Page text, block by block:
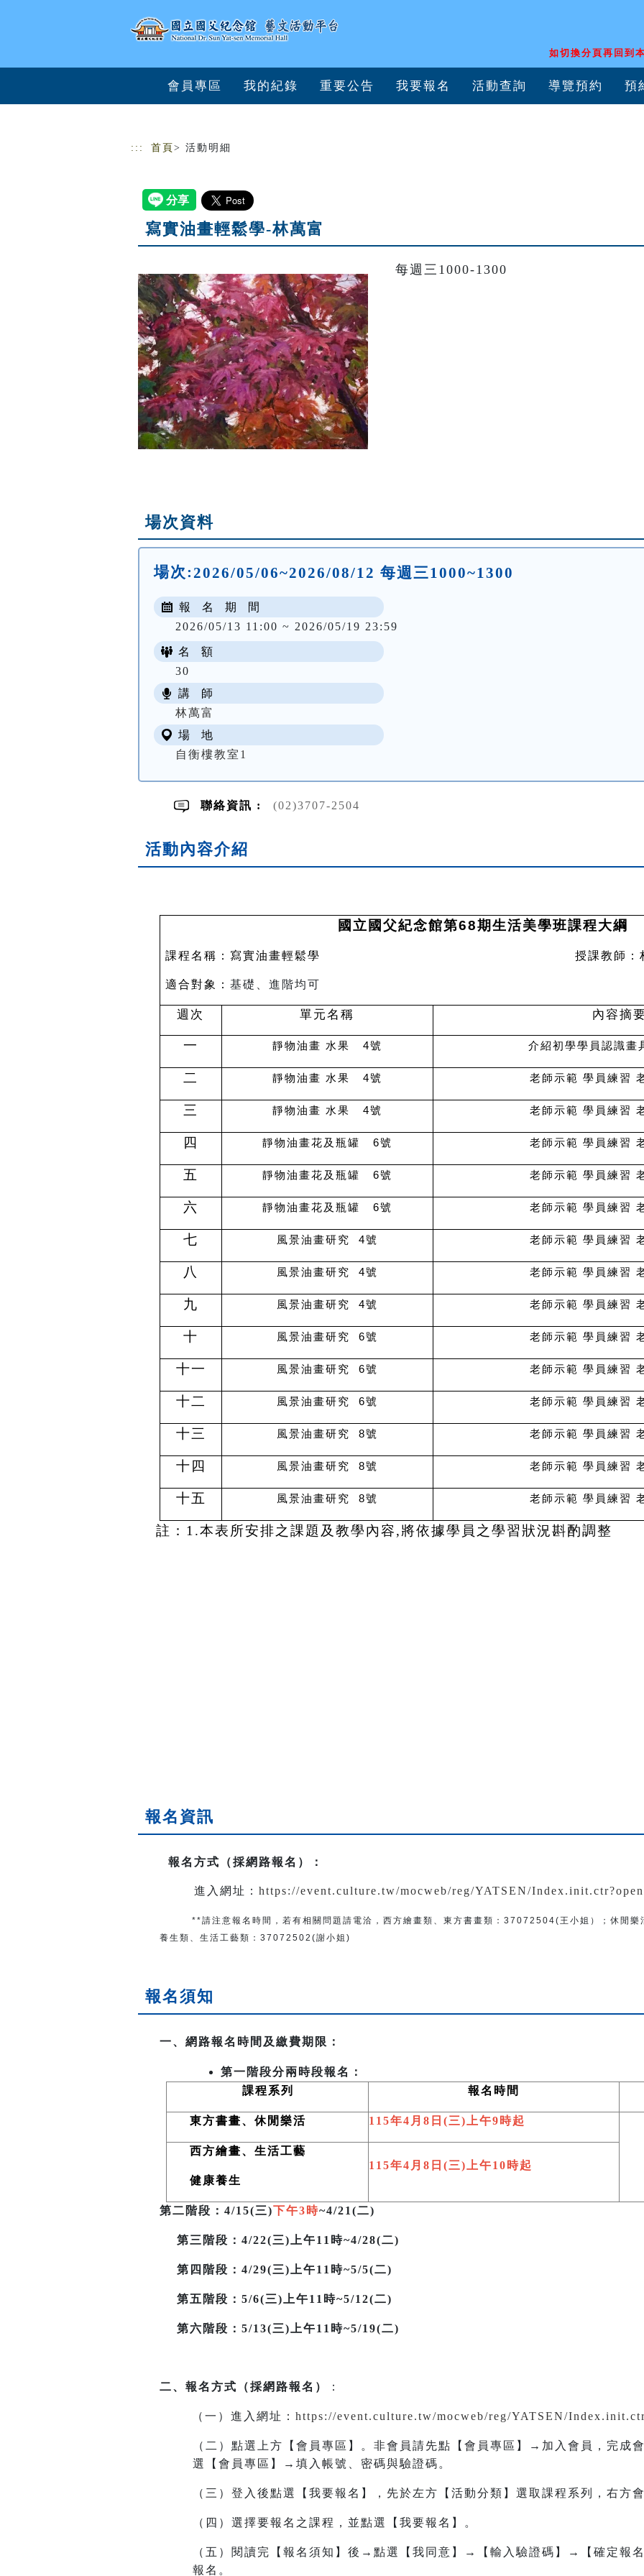
如切換分頁再回到
會員專區 我的紀錄 重要公告 我要報名 活動查詢 導覽預約 預
::: 首頁 > 活動明細
寫實油畫輕鬆學-林萬富
每週三1000-1300
場次資料
場次:2026/05/06~2026/08/12 每週三1000~1300
報 名 期 間
2026/05/13 11:00 ~ 2026/05/19 23:59
名 額
30
講 師
林萬富
場 地
自衡樓教室1
聯絡資訊 : (02)3707-2504
活動內容介紹
國立國父紀念館第68期生活美學班課程大綱
課程名稱：寫實油畫輕鬆學 授課教師：林
適合對象： 基礎、進階均可
週次 單元名稱 內容摘
一 靜物油畫 水果 4號 介紹初學學員認識畫
二 靜物油畫 水果 4號 老師示範 學員練習
三 靜物油畫 水果 4號 老師示範 學員練習
四 靜物油畫花及瓶罐 6號 老師示範 學員練習
五 靜物油畫花及瓶罐 6號 老師示範 學員練習
六 靜物油畫花及瓶罐 6號 老師示範 學員練習
七 風景油畫研究 4號 老師示範 學員練習
八 風景油畫研究 4號 老師示範 學員練習
九 風景油畫研究 4號 老師示範 學員練習
十 風景油畫研究 6號 老師示範 學員練習
十一 風景油畫研究 6號 老師示範 學員練習
十二 風景油畫研究 6號 老師示範 學員練習
十三 風景油畫研究 8號 老師示範 學員練習
十四 風景油畫研究 8號 老師示範 學員練習
十五 風景油畫研究 8號 老師示範 學員練習
註：1.本表所安排之課題及教學內容,將依據學員之學習狀況斟酌調整
報名資訊
報名方式（採網路報名） ：
進入網址： https://event.culture.tw/mocweb/reg/YATSEN/
**請注意報名時間，若有相關問題 請電洽 ， 西方繪畫類、東方書畫類： 37072504(王小姐） ； 休閒樂
養生類、生活工藝類： 37072502(謝小姐)
報名須知
一、網路報名時間及繳費期限：
第一階段分兩時段報名：
課程系列
報名時間
東方書畫、休閒樂活 115年4月8日(三)上午9時起
西方繪畫、生活工藝
健康養生
115年4月8日(三)上午10時起
第二階段 ：4/15(三)下午3時~4/21(二)
第三階段 ：4/22(三)上午11時~4/28(二)
第四階段：4/29(三)上午11時~5/5(二)
第五階段：5/6(三)上午11時~5/12(二)
第六階段：5/13(三)上午11時~5/19(二)
二、報名方式（採網路報名） ：
（一）進入網址 ： https://event.culture.tw/mocweb/reg/YATSEN/
（二）點選上方【會員專區】。非會員請先點【會員專區】→加入會員，完成
選【會員專區】→填入帳號、密碼與驗證碼。
（三）登入後點選【我要報名】，先於左方【活動分類】選取課程系列，右方
（四）選擇要報名之課程，並點選【我要報名】。
（五）閱讀完【報名須知】後→點選【我同意】→【輸入驗證碼】→【確定報
報名。